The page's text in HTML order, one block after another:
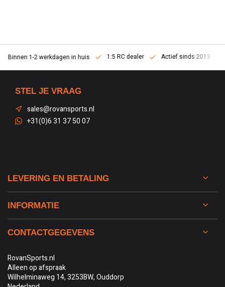
Binnen 1-2 werkdagen in huis 1:5 RC dealer Actief sinds 2013
STEL JE VRAAG
sales@rovansports.nl
+31(0)6 31 37 50 07
LEVERING EN BETALING
INFORMATIE
CONTACTGEGEVENS
RovanSports.nl
Alleen op afspraak
Wilhelminaweg 14, 3253BW, Ouddorp